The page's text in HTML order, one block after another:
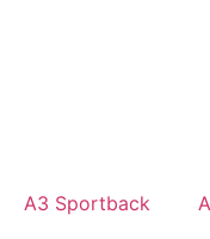
RS 3
A3 Sportback